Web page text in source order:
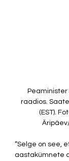
Peaminister
raadios.
(EST).
“Selge on see,
aastakümnete